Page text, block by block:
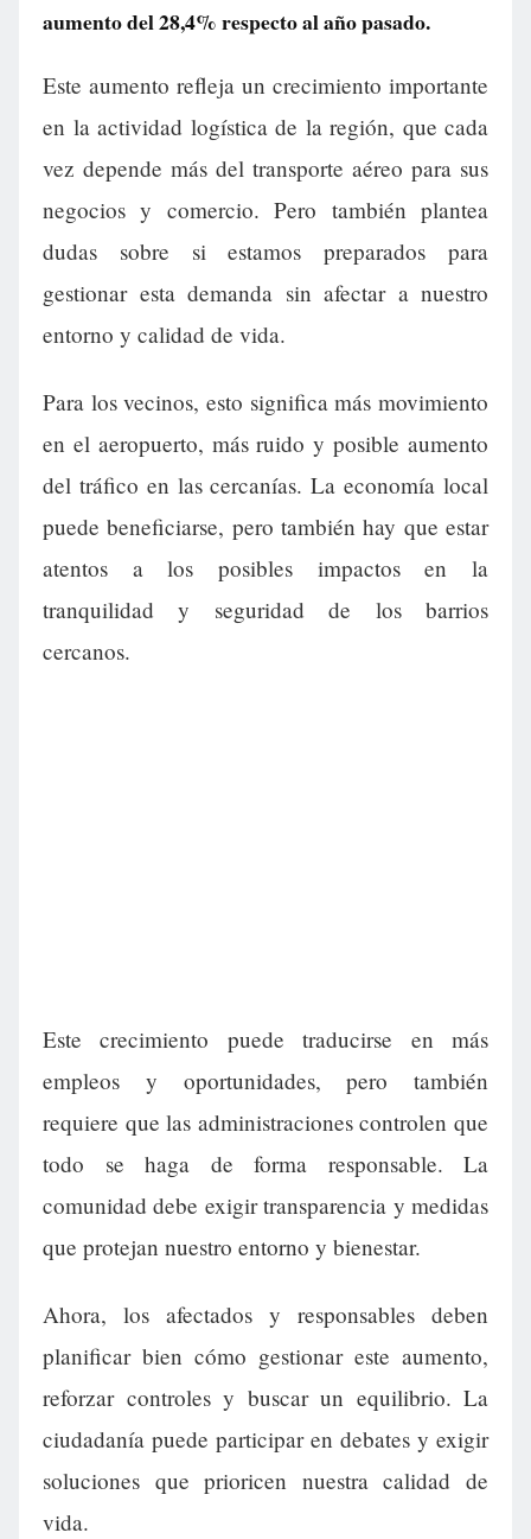
aumento del 28,4% respecto al año pasado.
Este aumento refleja un crecimiento importante
en la actividad logística de la región, que cada
vez depende más del transporte aéreo para sus
negocios y comercio. Pero también plantea
dudas sobre si estamos preparados para
gestionar esta demanda sin afectar a nuestro
entorno y calidad de vida.
Para los vecinos, esto significa más movimiento
en el aeropuerto, más ruido y posible aumento
del tráfico en las cercanías. La economía local
puede beneficiarse, pero también hay que estar
atentos a los posibles impactos en la
tranquilidad y seguridad de los barrios
cercanos.
Este crecimiento puede traducirse en más
empleos y oportunidades, pero también
requiere que las administraciones controlen que
todo se haga de forma responsable. La
comunidad debe exigir transparencia y medidas
que protejan nuestro entorno y bienestar.
Ahora, los afectados y responsables deben
planificar bien cómo gestionar este aumento,
reforzar controles y buscar un equilibrio. La
ciudadanía puede participar en debates y exigir
soluciones que prioricen nuestra calidad de
vida.